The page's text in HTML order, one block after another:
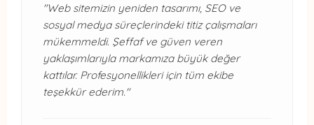
"Web sitemizin yeniden tasarımı, SEO ve
sosyal medya süreçlerindeki titiz çalışmaları
mükemmeldi. Şeffaf ve güven veren
yaklaşımlarıyla markamıza büyük değer
kattılar. Profesyonellikleri için tüm ekibe
teşekkür ederim."